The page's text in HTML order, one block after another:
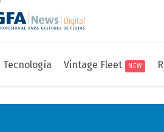
Tecnología Vintage Fleet NEW